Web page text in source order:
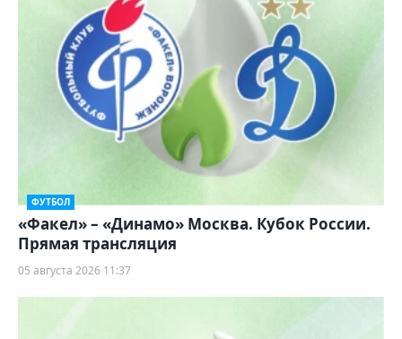
ФУТБОЛ
«Факел» – «Динамо» Москва. Кубок России.
Прямая трансляция
05 августа 2026 11:37